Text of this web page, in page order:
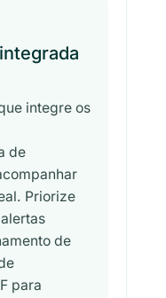
integre os
de
Priorize
de
para